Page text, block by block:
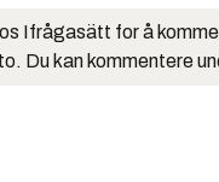
Ifrågasätt for å
Du kan kommentere